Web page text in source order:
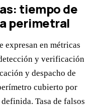
tiempo de
perimetral
expresan en métricas
y verificación
y despacho de
cubierto por
Tasa de falsos